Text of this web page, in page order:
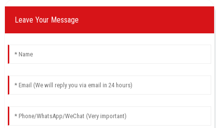
Leave Your Message